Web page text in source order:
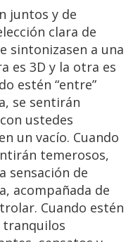
juntos y de
clara de
sintonizasen a una
es 3D y la otra es
estén “entre”
se sentirán
ustedes
un vacío. Cuando
temerosos,
sensación de
acompañada de
Cuando estén
tranquilos